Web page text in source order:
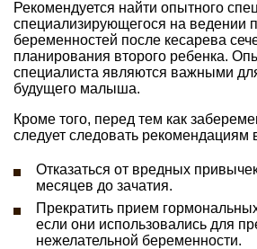
Рекомендуется найти опытного
специализирующегося на ведении
беременностей после кесарева
планирования второго ребенка.
специалиста являются важными
будущего малыша.
Кроме того, перед тем как
следует следовать рекомендациям
Отказаться от вредных
месяцев до зачатия.
Прекратить прием
если они использовались для
нежелательной беременности.